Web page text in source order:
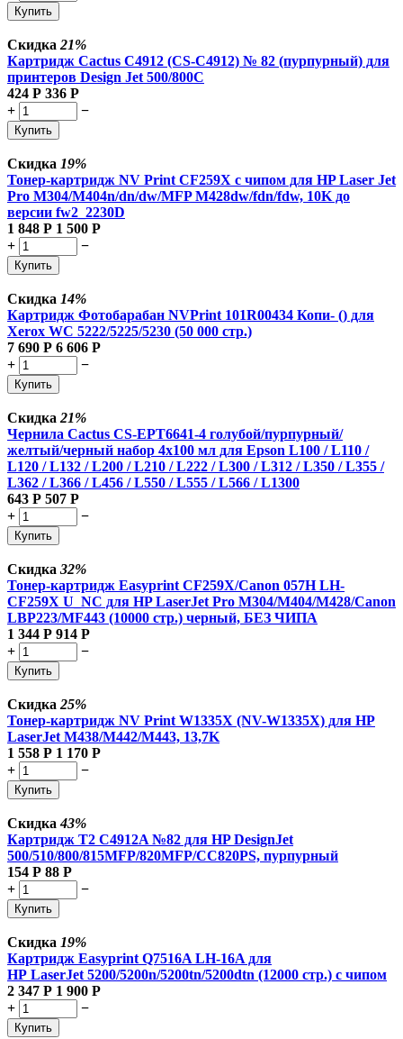
Купить
Скидка 21%
Картридж Cactus C4912 (CS-C4912) № 82 (пурпурный) для
принтеров Design Jet 500/800C
424 Р 336 Р
+
−
Купить
Скидка 19%
Тонер-картридж NV Print CF259X с чипом для HP Laser Jet
Pro M304/M404n/dn/dw/MFP M428dw/fdn/fdw, 10K до
версии fw2_2230D
1 848 Р 1 500 Р
+
−
Купить
Скидка 14%
Картридж Фотобарабан NVPrint 101R00434 Копи- () для
Xerox WC 5222/5225/5230 (50 000 стр.)
7 690 Р 6 606 Р
+
−
Купить
Скидка 21%
Чернила Cactus CS-EPT6641-4 голубой/пурпурный/
желтый/черный набор 4x100 мл для Epson L100 / L110 /
L120 / L132 / L200 / L210 / L222 / L300 / L312 / L350 / L355 /
L362 / L366 / L456 / L550 / L555 / L566 / L1300
643 Р 507 Р
+
−
Купить
Скидка 32%
Тонер-картридж Easyprint CF259X/Canon 057H LH-
CF259X U_NC для HP LaserJet Pro M304/M404/M428/Canon
LBP223/MF443 (10000 стр.) черный, БЕЗ ЧИПА
1 344 Р 914 Р
+
−
Купить
Скидка 25%
Тонер-картридж NV Print W1335X (NV-W1335X) для HP
LaserJet M438/M442/M443, 13,7K
1 558 Р 1 170 Р
+
−
Купить
Скидка43%
Картридж T2 C4912A №82 для HP DesignJet
500/510/800/815MFP/820MFP/CC820PS, пурпурный
154 Р 88 Р
+
−
Купить
Скидка 19%
Картридж Easyprint Q7516A LH-16A для
HP LaserJet 5200/5200n/5200tn/5200dtn (12000 стр.) с чипом
2 347 Р 1 900 Р
+
−
Купить